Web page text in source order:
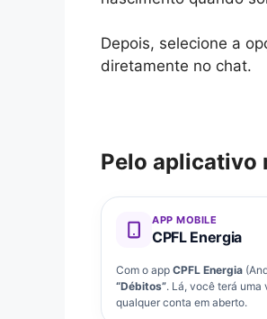
Depois, selecione a
diretamente no chat.
Pelo aplicativo
APP MOBILE
CPFL Energia
Com o app CPFL Energia
“Débitos”. Lá, você terá
qualquer conta em aberto.